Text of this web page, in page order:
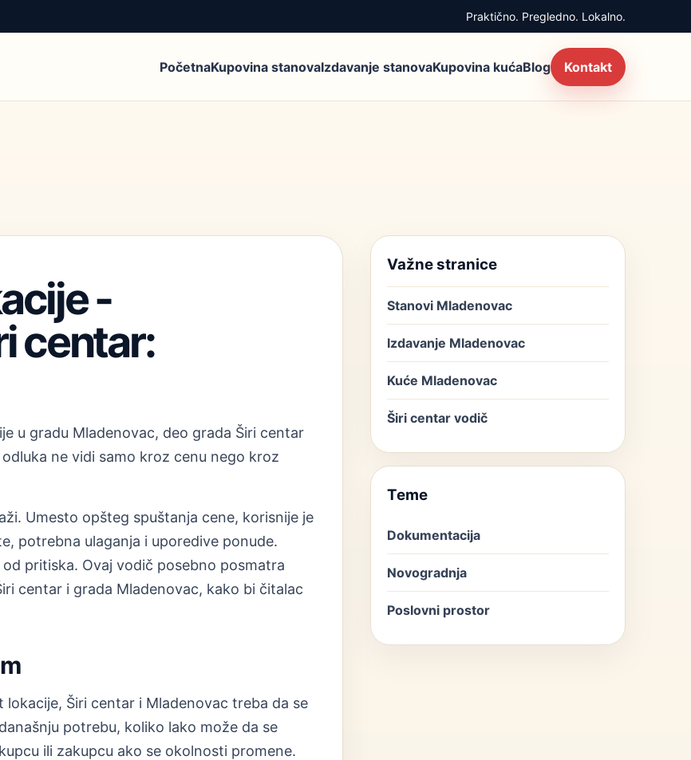
Praktično. Pregledno. Lokalno.
PočetnaKupovina stanovaIzdavanje stanovaKupovina kućaBlog Kontakt
-
centar:
u gradu Mladenovac, deo grada Širi centar
ne vidi samo kroz cenu nego kroz
Umesto opšteg spuštanja cene, korisnije je
potrebna ulaganja i uporedive ponude.
pritiska. Ovaj vodič posebno posmatra
centar i grada Mladenovac, kako bi čitalac
Širi centar i Mladenovac treba da se
potrebu, koliko lako može da se
ili zakupcu ako se okolnosti promene.
Važne stranice
Stanovi Mladenovac
Izdavanje Mladenovac
Kuće Mladenovac
Širi centar vodič
Teme
Dokumentacija
Novogradnja
Poslovni prostor